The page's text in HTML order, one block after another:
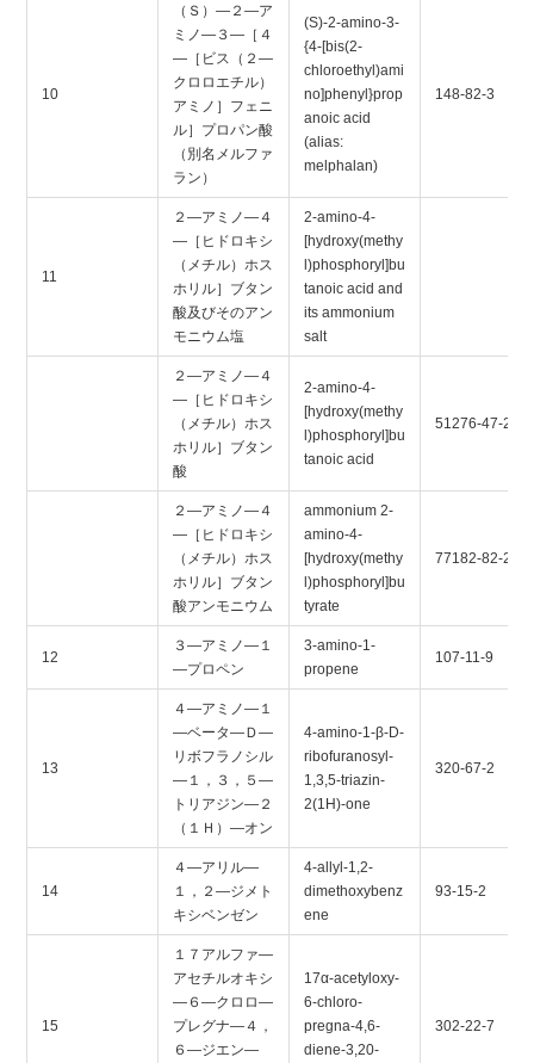
10
（Ｓ）―２―ア
ミノ―３―［４
―［ビス（２―
クロロエチル）
アミノ］フェニ
ル］プロパン酸
（別名メルファ
ラン）
(S)-2-amino-3-
{4-[bis(2-
chloroethyl)ami
no]phenyl}prop
anoic acid
(alias:
melphalan)
148-82-3
11
２―アミノ―４
―［ヒドロキシ
（メチル）ホス
ホリル］ブタン
酸及びそのアン
モニウム塩
2-amino-4-
[hydroxy(methy
l)phosphoryl]bu
tanoic acid and
its ammonium
salt
２―アミノ―４
―［ヒドロキシ
（メチル）ホス
ホリル］ブタン
酸
2-amino-4-
[hydroxy(methy
l)phosphoryl]bu
tanoic acid
51276-47-2
２―アミノ―４
―［ヒドロキシ
（メチル）ホス
ホリル］ブタン
酸アンモニウム
ammonium 2-
amino-4-
[hydroxy(methy
l)phosphoryl]bu
tyrate
77182-82-2
12
３―アミノ―１
―プロペン
3-amino-1-
propene
107-11-9
13
４―アミノ―１
―ベータ―Ｄ―
リボフラノシル
―１，３，５―
トリアジン―２
（１Ｈ）―オン
4-amino-1-β-D-
ribofuranosyl-
1,3,5-triazin-
2(1H)-one
320-67-2
14
４―アリル―
１，２―ジメト
キシベンゼン
4-allyl-1,2-
dimethoxybenz
ene
93-15-2
15
１７アルファ―
アセチルオキシ
―６―クロロ―
プレグナ―４，
６―ジエン―
17α-acetyloxy-
6-chloro-
pregna-4,6-
diene-3,20-
302-22-7